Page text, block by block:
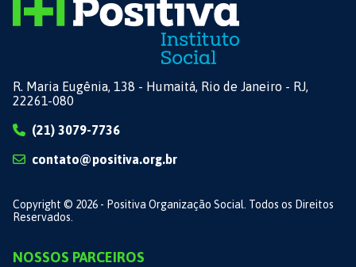
R. Maria Eugênia, 138 - Humaitá, Rio de Janeiro - RJ,
22261-080
(21) 3079-7736
contato@positiva.org.br
Copyright © 2026 - Positiva Organização Social. Todos os Direitos
Reservados.
NOSSOS PARCEIROS